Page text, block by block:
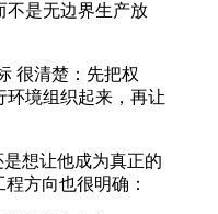
不是无边界生产放
很清楚：先把权
环境组织起来，再让
是想让他成为真正的
方向也很明确：